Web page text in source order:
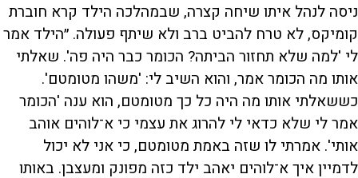
ניסה לנהל איתו שיחה קצרה, שבמהלכה הילד קרא חוברת
קומיקס, לא טרח להביט ברב ולא שיתף פעולה. ״הילד אמר
לי 'למה שלא תחזור הביתה? הכומר כבר היה פה'. שאלתי
אותו מה הכומר אמר, והוא השיב לי: 'משהו מטומטם'.
כששאלתי אותו מה היה כל כך מטומטם, הוא ענה 'הכומר
אמר לי שלא כדאי לי להרוג את עצמי כי א־לוהים אוהב
אותי'. אמרתי לו שזה באמת מטומטם, כי אני לא יכול
לדמיין איך א־לוהים יאהב ילד כזה מפונק ומעצבן. באותו